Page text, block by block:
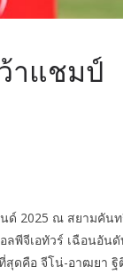
าแชมป์
นด์ 2025 ณ สยามคัน
พีจีเอทัวร์ เฉือนอัน
สุดคือ จีโน่-อาฒยา ฐิ